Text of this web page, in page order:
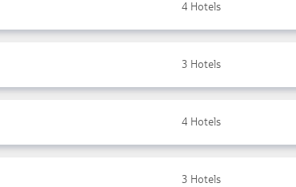
4 Hotels
3 Hotels
4 Hotels
3 Hotels